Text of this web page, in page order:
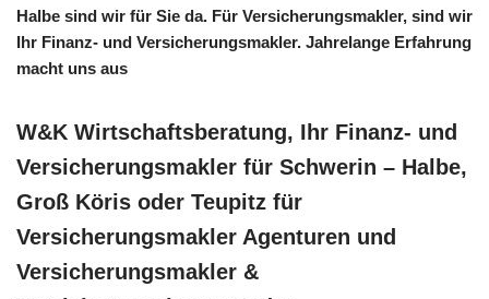
Halbe sind wir für Sie da. Für Versicherungsmakler, sind wir
Ihr Finanz- und Versicherungsmakler. Jahrelange Erfahrung
macht uns aus
W&K Wirtschaftsberatung, Ihr Finanz- und
Versicherungsmakler für Schwerin – Halbe,
Groß Köris oder Teupitz für
Versicherungsmakler Agenturen und
Versicherungsmakler &